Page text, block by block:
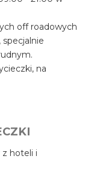
off roadowych
na
hoteli i